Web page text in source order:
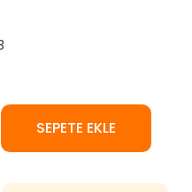
SEPETE EKLE